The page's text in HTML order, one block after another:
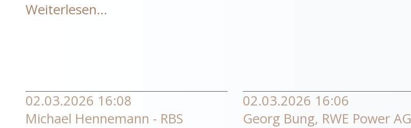
Weiterlesen…
02.03.2026 16:08
Michael Hennemann - RBS
02.03.2026 16:06
Georg Bung, RWE Power AG